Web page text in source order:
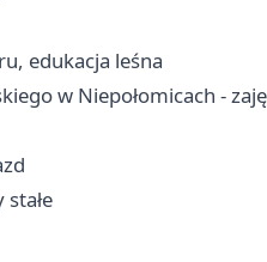
edukacja leśna
w Niepołomicach -